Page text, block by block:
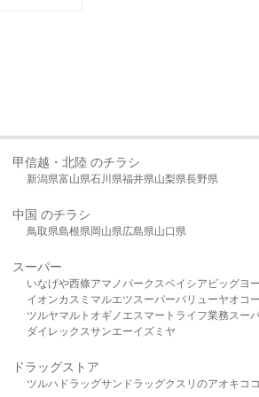
甲信越・北陸 のチラシ
新潟県富山県石川県福井県山梨県長野県
中国 のチラシ
鳥取県島根県岡山県広島県山口県
スーパー
いなげや西條アマノパークスベイシア ビッグヨ
イオンカスミ マルエツスーパーバリューヤオコー
ツルヤマルト オギノ エスマート ライフ業務スー
ダイレックスサンエーイズミヤ
ドラッグストア
ツルハドラッグサンドラッグクスリのアオキ コ